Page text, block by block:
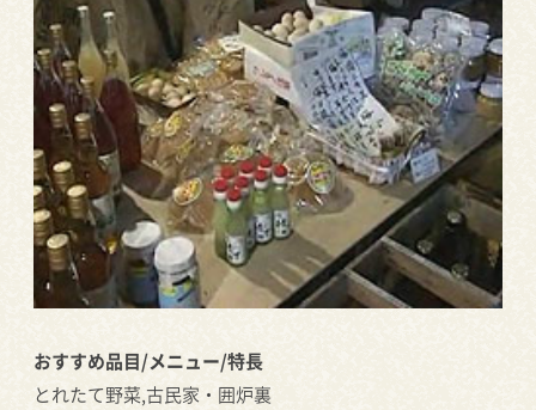
おすすめ品目/メニュー/特長
とれたて野菜,古民家・囲炉裏